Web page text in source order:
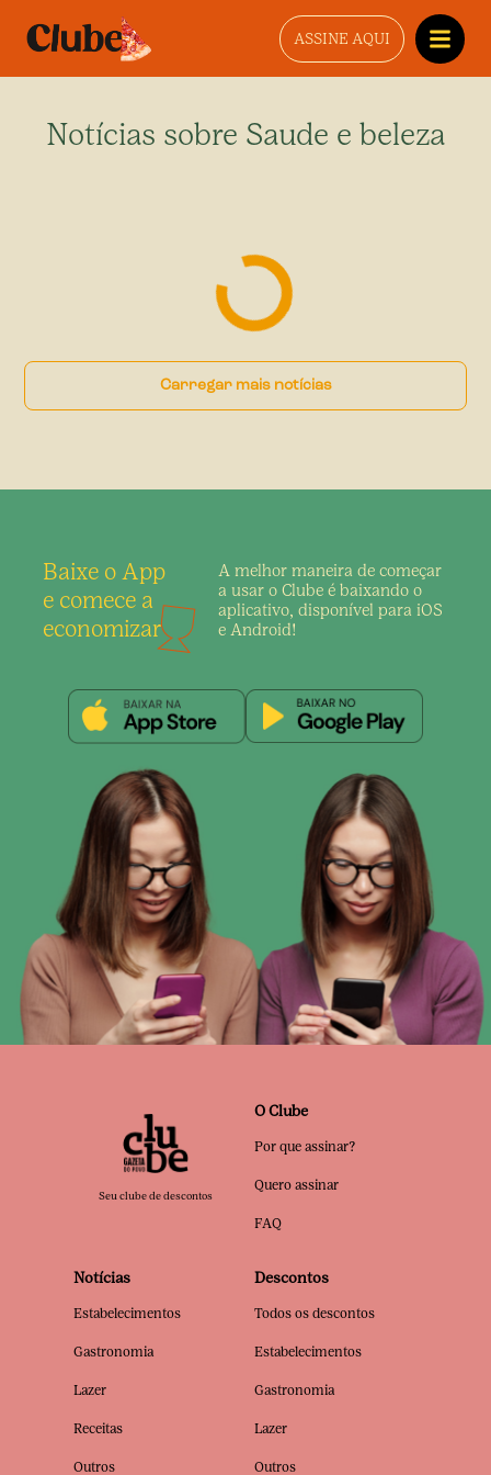
ASSINE AQUI
Notícias sobre Saude e beleza
Carregar mais notícias
Baixe o App
e comece a
economizar
A melhor maneira de começar
a usar o Clube é baixando o
aplicativo, disponível para iOS
e Android!
Seu clube de descontos
O Clube
Por que assinar?
Quero assinar
FAQ
Notícias
Estabelecimentos
Gastronomia
Lazer
Receitas
Outros
Descontos
Todos os descontos
Estabelecimentos
Gastronomia
Lazer
Outros